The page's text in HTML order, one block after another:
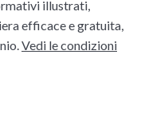
illustrati,
efficace e gratuita,
Vedi le condizioni